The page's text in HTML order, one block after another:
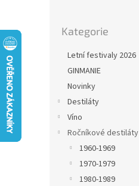
kategorie
Kategorie
Letní festivaly 2026
GINMANIE
Novinky
Destiláty
Víno
Ročníkové destiláty
1960-1969
1970-1979
1980-1989